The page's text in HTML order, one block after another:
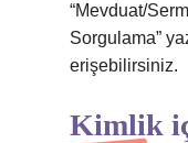
“Mevduat/
Sorgulama”
erişebilirsiniz.
Kimlik